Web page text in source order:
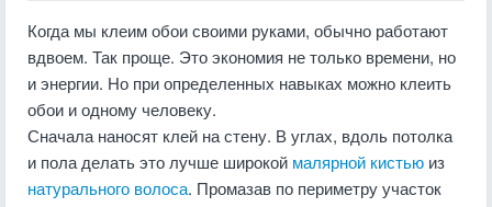
Когда мы клеим обои своими руками, обычно работают
вдвоем. Так проще. Это экономия не только времени, но
и энергии. Но при определенных навыках можно клеить
обои и одному человеку.
Сначала наносят клей на стену. В углах, вдоль потолка
и пола делать это лучше широкой малярной кистью из
натурального волоса. Промазав по периметру участок